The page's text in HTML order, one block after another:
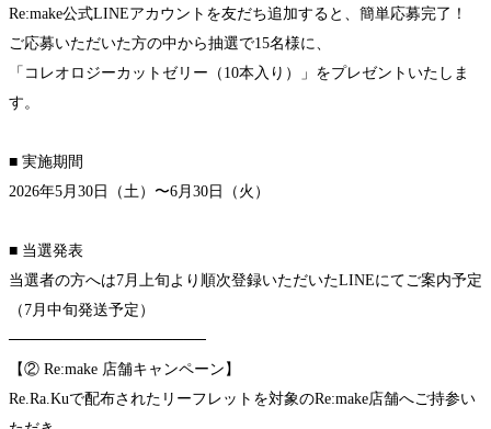
Re:make公式LINEアカウントを友だち追加すると、簡単応募完了！
ご応募いただいた方の中から抽選で15名様に、
「コレオロジーカットゼリー（10本入り）」をプレゼントいたしま
す。
■ 実施期間
2026年5月30日（土）〜6月30日（火）
■ 当選発表
当選者の方へは7月上旬より順次登録いただいたLINEにてご案内予定
（7月中旬発送予定）
──────────────────
【② Re:make 店舗キャンペーン】
Re.Ra.Kuで配布されたリーフレットを対象のRe:make店舗へご持参い